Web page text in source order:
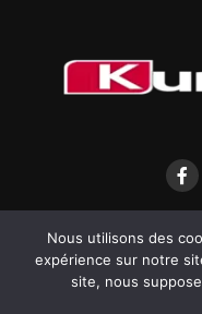
QUI SOMMES-NOUS?
Nous utilisons des
expérience sur notre
site, nous